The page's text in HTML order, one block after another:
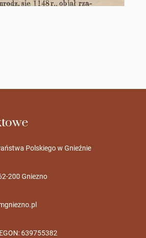
Polskiego w Gnieźnie
200 Gniezno
639755382